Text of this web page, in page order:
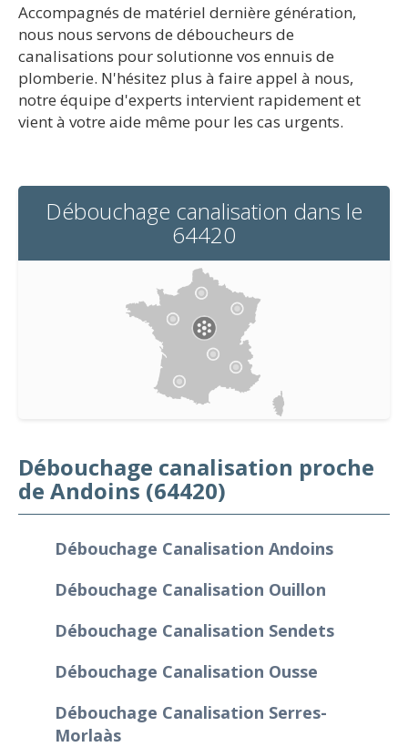
Accompagnés de matériel dernière génération,
nous nous servons de déboucheurs de
canalisations pour solutionne vos ennuis de
plomberie. N'hésitez plus à faire appel à nous,
notre équipe d'experts intervient rapidement et
vient à votre aide même pour les cas urgents.
Débouchage canalisation dans le
64420
Débouchage canalisation proche
de Andoins (64420)
Débouchage Canalisation Andoins
Débouchage Canalisation Ouillon
Débouchage Canalisation Sendets
Débouchage Canalisation Ousse
Débouchage Canalisation Serres-
Morlaàs